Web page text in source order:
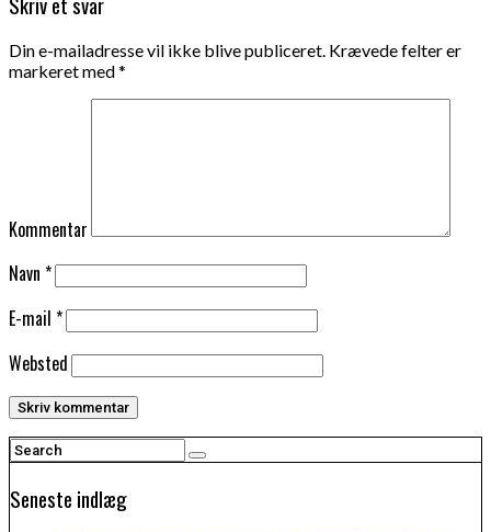
Din e-mailadresse vil ikke blive publiceret. Krævede felter er
markeret med*
Kommentar
Navn *
E-mail *
Websted
Seneste indlæg